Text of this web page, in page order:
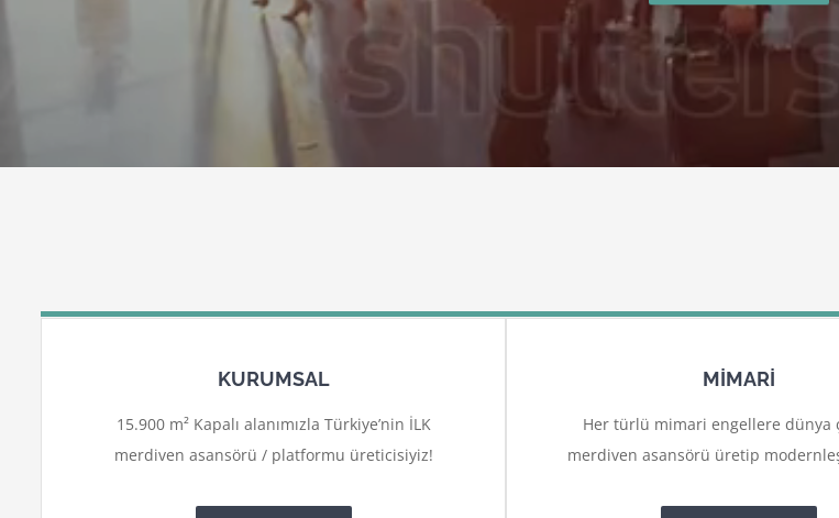
KURUMSAL
15.900 m² Kapalı alanımızla Türkiye’nin İLK
merdiven asansörü / platformu üreticisiyiz!
MİMARİ
Her türlü mimari engellere dünya
merdiven asansörü üretip